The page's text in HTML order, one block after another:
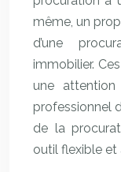
même, un
d’une
immobilier.
une
professionnel
de la
outil flexible et